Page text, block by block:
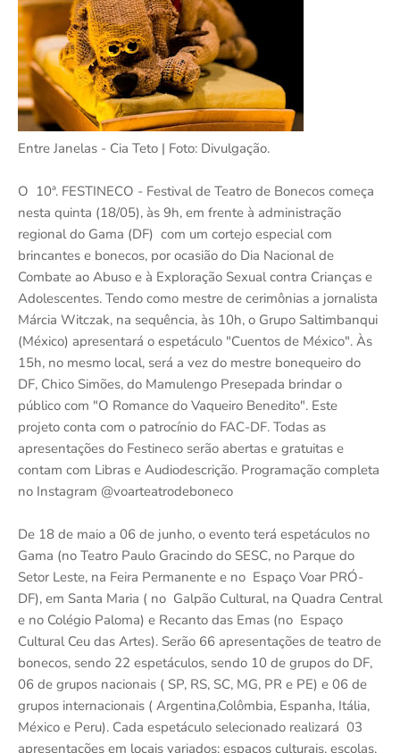
Entre Janelas - Cia Teto | Foto: Divulgação.
O 10ª. FESTINECO - Festival de Teatro de Bonecos começa
nesta quinta (18/05), às 9h, em frente à administração
regional do Gama (DF) com um cortejo especial com
brincantes e bonecos, por ocasião do Dia Nacional de
Combate ao Abuso e à Exploração Sexual contra Crianças e
Adolescentes. Tendo como mestre de cerimônias a jornalista
Márcia Witczak, na sequência, às 10h, o Grupo Saltimbanqui
(México) apresentará o espetáculo "Cuentos de México". Às
15h, no mesmo local, será a vez do mestre bonequeiro do
DF, Chico Simões, do Mamulengo Presepada brindar o
público com "O Romance do Vaqueiro Benedito". Este
projeto conta com o patrocínio do FAC-DF. Todas as
apresentações do Festineco serão abertas e gratuitas e
contam com Libras e Audiodescrição. Programação completa
no Instagram @voarteatrodeboneco
De 18 de maio a 06 de junho, o evento terá espetáculos no
Gama (no Teatro Paulo Gracindo do SESC, no Parque do
Setor Leste, na Feira Permanente e no Espaço Voar PRÓ-
DF), em Santa Maria ( no Galpão Cultural, na Quadra Central
e no Colégio Paloma) e Recanto das Emas (no Espaço
Cultural Ceu das Artes). Serão 66 apresentações de teatro de
bonecos, sendo 22 espetáculos, sendo 10 de grupos do DF,
06 de grupos nacionais ( SP, RS, SC, MG, PR e PE) e 06 de
grupos internacionais ( Argentina,Colômbia, Espanha, Itália,
México e Peru). Cada espetáculo selecionado realizará 03
apresentações em locais variados: espaços culturais, escolas,